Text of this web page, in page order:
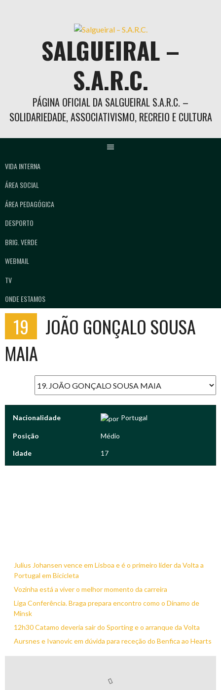
SALGUEIRAL –
S.A.R.C.
PÁGINA OFICIAL DA SALGUEIRAL S.A.R.C. –
SOLIDARIEDADE, ASSOCIATIVISMO, RECREIO E CULTURA
VIDA INTERNA
ÁREA SOCIAL
ÁREA PEDAGÓGICA
DESPORTO
BRIG. VERDE
WEBMAIL
TV
ONDE ESTAMOS
19
JOÃO GONÇALO SOUSA
MAIA
Nacionalidade Portugal
Posição Médio
Idade 17
Julius Johansen vence em Lisboa e é o primeiro líder da Volta a
Portugal em Bicicleta
Vozinha está a viver o melhor momento da carreira
Liga Conferência. Braga prepara encontro como o Dínamo de
Minsk
12h30 Catamo deveria sair do Sporting e o arranque da Volta
Aursnes e Ivanovic em dúvida para receção do Benfica ao Hearts